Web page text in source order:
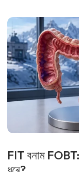
FIT বনাম FOBT: